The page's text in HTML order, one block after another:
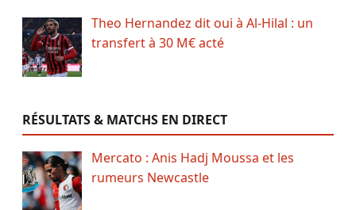
Theo Hernandez dit oui à Al-Hilal : un
transfert à 30 M€ acté
RÉSULTATS & MATCHS EN DIRECT
Mercato : Anis Hadj Moussa et les
rumeurs Newcastle